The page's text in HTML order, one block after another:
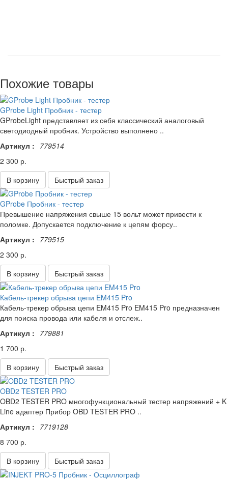
Похожие товары
GProbe Light Пробник - тестер
GProbeLight представляет из себя классический аналоговый
светодиодный пробник. Устройство выполнено ..
Артикул : 779514
2 300 р.
В корзину
Быстрый заказ
GProbe Пробник - тестер
Превышение напряжения свыше 15 вольт может привести к
поломке. Допускается подключение к цепям форсу..
Артикул : 779515
2 300 р.
В корзину
Быстрый заказ
Кабель-трекер обрыва цепи EM415 Pro
Кабель-трекер обрыва цепи EM415 Pro EM415 Pro предназначен
для поиска провода или кабеля и отслеж..
Артикул : 779881
1 700 р.
В корзину
Быстрый заказ
OBD2 TESTER PRO
OBD2 TESTER PRO многофункциональный тестер напряжений + K
Line адаптер Прибор OBD TESTER PRO ..
Артикул : 7719128
8 700 р.
В корзину
Быстрый заказ